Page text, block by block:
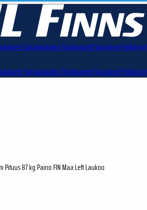
SarjataulukkoPudotuspelitVarauksetPalkinnot
SarjataulukkoPudotuspelitVarauksetPalkinnot
Pituus87 kgPainoFINMaaLeftLaukoo